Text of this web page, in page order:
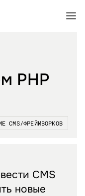
PHP
CMS/ФРЕЙМВОРКОВ
CMS
новые